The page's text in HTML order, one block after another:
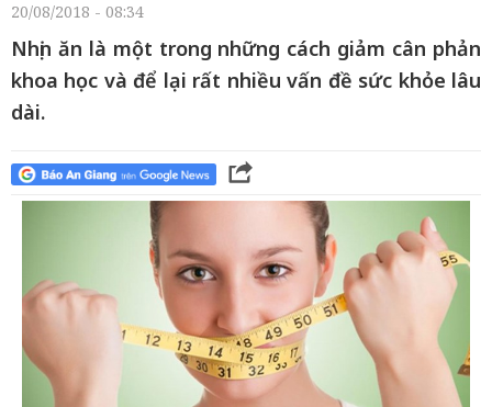
20/08/2018 - 08:34
Nhịn ăn là một trong những cách giảm cân phản
khoa học và để lại rất nhiều vấn đề sức khỏe lâu
dài.